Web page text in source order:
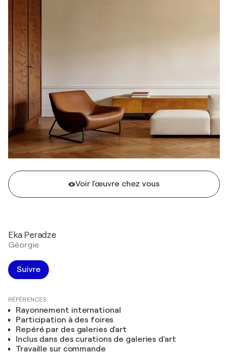
Voir l'œuvre chez vous
Eka Peradze
Géorgie
Suivre
RÉFÉRENCES
Rayonnement international
Participation à des foires
Repéré par des galeries d'art
Inclus dans des curations de galeries d'art
Travaille sur commande